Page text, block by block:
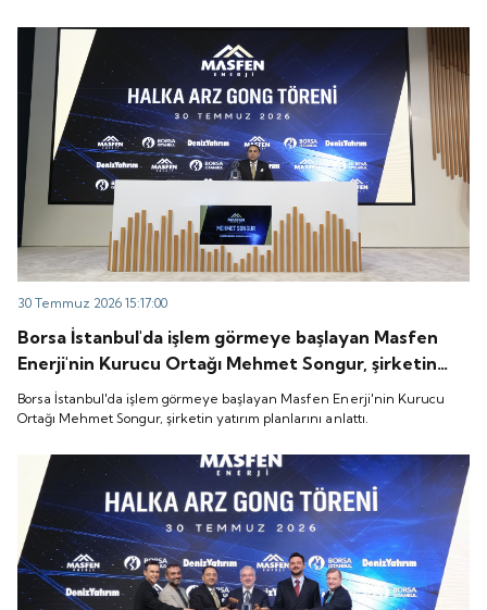
30 Temmuz 2026 15:17:00
Borsa İstanbul'da işlem görmeye başlayan Masfen
Enerji'nin Kurucu Ortağı Mehmet Songur, şirketin
yatırım planlarını anlattı.
Borsa İstanbul'da işlem görmeye başlayan Masfen Enerji'nin Kurucu
Ortağı Mehmet Songur, şirketin yatırım planlarını anlattı.